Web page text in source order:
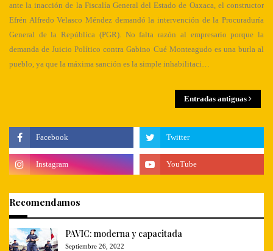
ante la inacción de la Fiscalía General del Estado de Oaxaca, el constructor
Efrén Alfredo Velasco Méndez demandó la intervención de la Procuraduría
General de la República (PGR). No falta razón al empresario porque la
demanda de Juicio Político contra Gabino Cué Monteagudo es una burla al
pueblo, ya que la máxima sanción es la simple inhabilitaci…
Entradas antiguas
Recomendamos
PAVIC: moderna y capacitada
Septiembre 26, 2022